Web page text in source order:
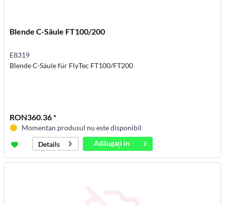
Blende C-Säule FT100/200
E8319
Blende C-Säule für FlyTec FT100/FT200
RON360.36 *
Momentan produsul nu este disponibil
Details
Adăugați in
coș